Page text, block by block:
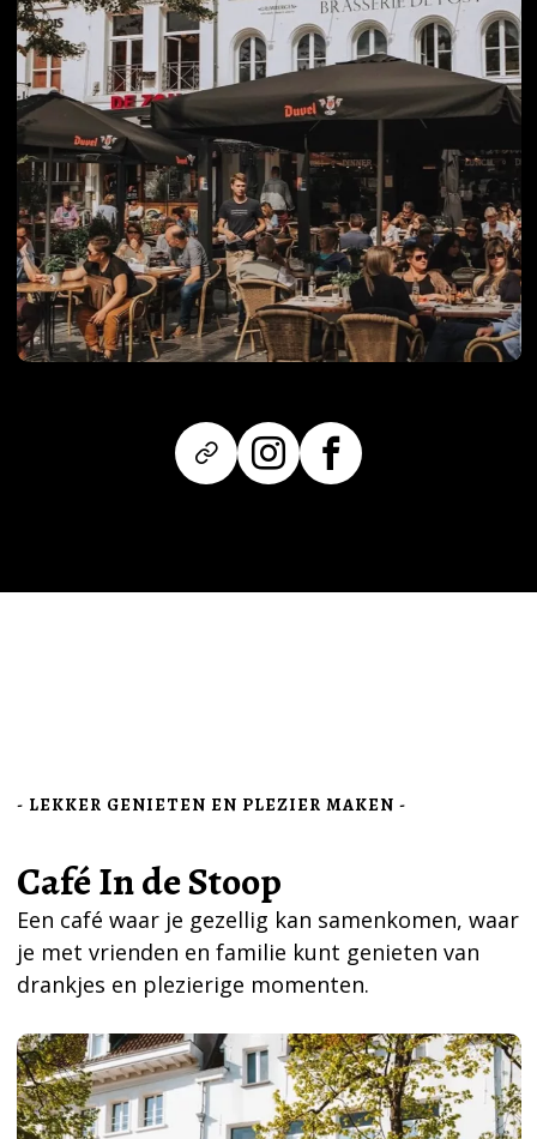
- LEKKER GENIETEN EN PLEZIER MAKEN -
Café In de Stoop
Een café waar je gezellig kan samenkomen, waar
je met vrienden en familie kunt genieten van
drankjes en plezierige momenten.